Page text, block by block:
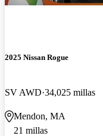
2025 Nissan Rogue
SV AWD 34,025 millas
Mendon, MA
21 millas